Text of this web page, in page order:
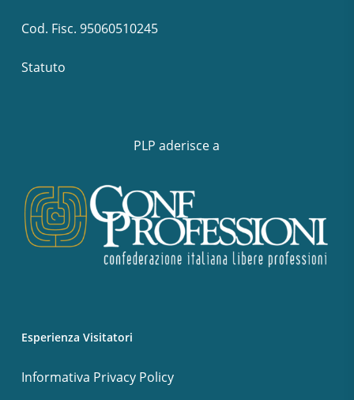
Cod. Fisc. 95060510245
Statuto
PLP aderisce a
Esperienza Visitatori
Informativa Privacy Policy